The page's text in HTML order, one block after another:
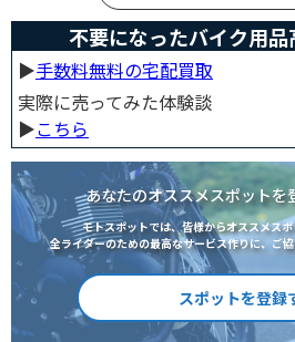
不要になったバイク用品
▶︎手数料無料の宅配買取
実際に売ってみた体験談
▶︎こちら
あなたのオススメスポットを
モトスポットでは、皆様からオススメス
全ライダーのための最高なサービス作りに、ご協
スポットを登録